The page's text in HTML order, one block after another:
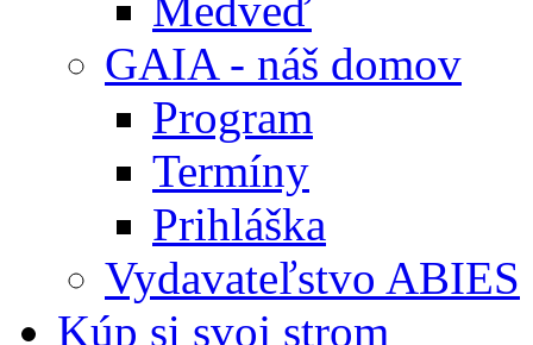
GAIA - náš domov
Program
Termíny
Prihláška
Vydavateľstvo ABIES
Kúp si svoj strom